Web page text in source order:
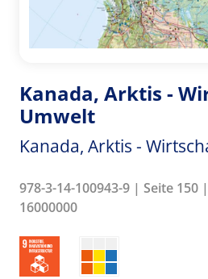
Kanada, Arktis -
Umwelt
Kanada, Arktis -
978-3-14-100943-9 | Seite
16000000